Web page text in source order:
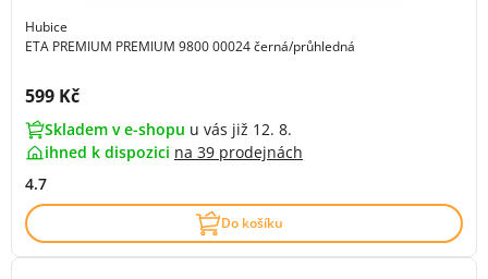
Hubice
ETA PREMIUM PREMIUM 9800 00024 černá/průhledná
Cena s DPH:
599 Kč
Skladem v e-shopu u vás již 12. 8.
ihned k dispozici na 39 prodejnách
4.7
Do košíku